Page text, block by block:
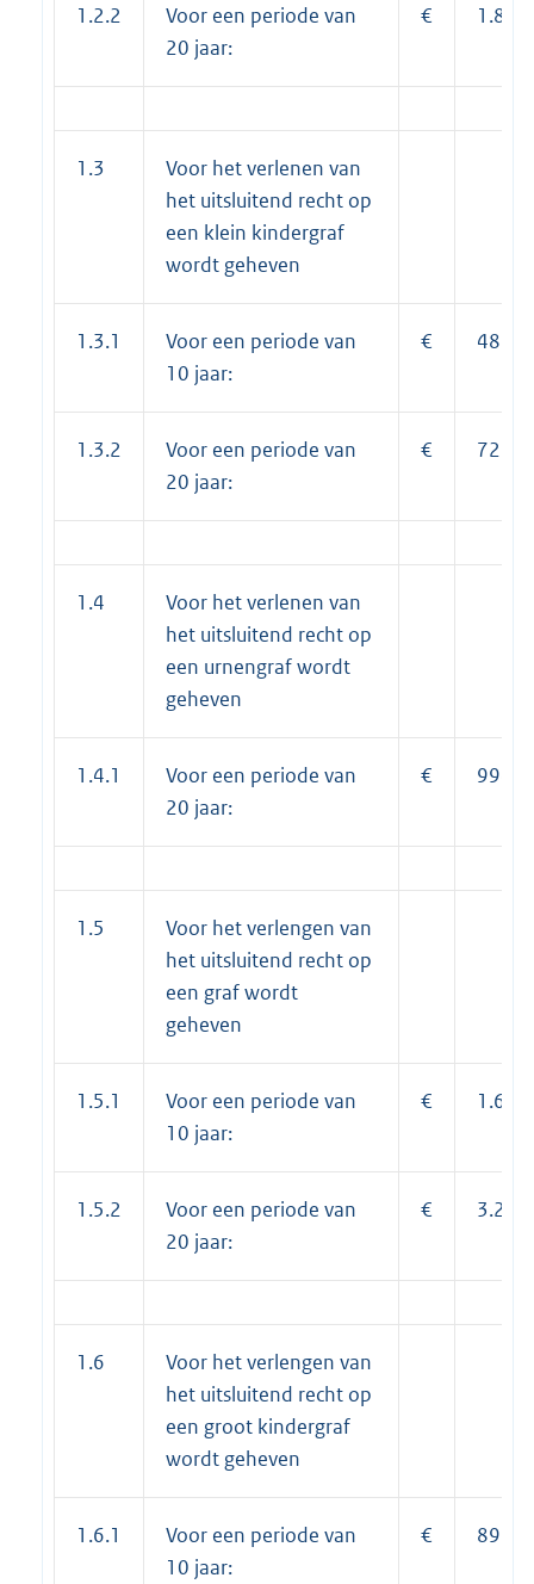
1.2.2
Voor een periode van
20 jaar:
€
1.3
Voor het verlenen van
het uitsluitend recht op
een klein kindergraf
wordt geheven
1.3.1
Voor een periode van
10 jaar:
€
1.3.2
Voor een periode van
20 jaar:
€
1.4
Voor het verlenen van
het uitsluitend recht op
een urnengraf wordt
geheven
1.4.1
Voor een periode van
20 jaar:
€
1.5
Voor het verlengen van
het uitsluitend recht op
een graf wordt
geheven
1.5.1
Voor een periode van
10 jaar:
€
1.5.2
Voor een periode van
20 jaar:
€
1.6
Voor het verlengen van
het uitsluitend recht op
een groot kindergraf
wordt geheven
1.6.1
Voor een periode van
10 jaar:
€